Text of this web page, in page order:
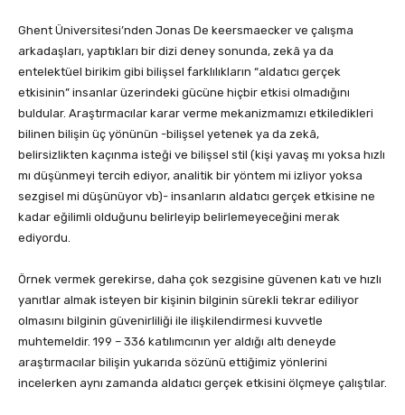
Ghent Üniversitesi’nden Jonas De keersmaecker ve çalışma
arkadaşları, yaptıkları bir dizi deney sonunda, zekâ ya da
entelektüel birikim gibi bilişsel farklılıkların “aldatıcı gerçek
etkisinin” insanlar üzerindeki gücüne hiçbir etkisi olmadığını
buldular. Araştırmacılar karar verme mekanizmamızı etkiledikleri
bilinen bilişin üç yönünün -bilişsel yetenek ya da zekâ,
belirsizlikten kaçınma isteği ve bilişsel stil (kişi yavaş mı yoksa hızlı
mı düşünmeyi tercih ediyor, analitik bir yöntem mi izliyor yoksa
sezgisel mi düşünüyor vb)- insanların aldatıcı gerçek etkisine ne
kadar eğilimli olduğunu belirleyip belirlemeyeceğini merak
ediyordu.
Örnek vermek gerekirse, daha çok sezgisine güvenen katı ve hızlı
yanıtlar almak isteyen bir kişinin bilginin sürekli tekrar ediliyor
olmasını bilginin güvenirliliği ile ilişkilendirmesi kuvvetle
muhtemeldir. 199 – 336 katılımcının yer aldığı altı deneyde
araştırmacılar bilişin yukarıda sözünü ettiğimiz yönlerini
incelerken aynı zamanda aldatıcı gerçek etkisini ölçmeye çalıştılar.